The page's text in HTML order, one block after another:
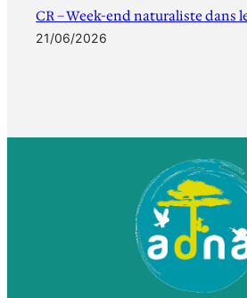
CR – Week-end naturaliste dans
21/06/2026